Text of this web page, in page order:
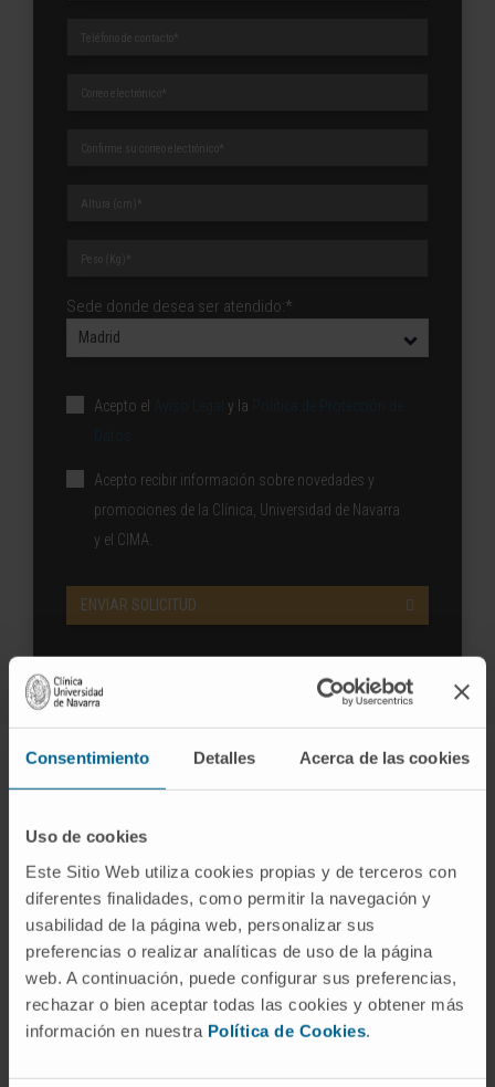
Consentimiento Detalles Acerca de las cookies
Uso de cookies
Este Sitio Web utiliza cookies propias y de terceros con
diferentes finalidades, como permitir la navegación y
usabilidad de la página web, personalizar sus
preferencias o realizar analíticas de uso de la página
web. A continuación, puede configurar sus preferencias,
rechazar o bien aceptar todas las cookies y obtener más
información en nuestra Política de Cookies.
Sede donde desea ser atendido:*
Acepto el y la
Acepto recibir información sobre novedades y
promociones de la Clínica, Universidad de Navarra
y el CIMA.
ENVIAR SOLICITUD
Un descenso del 5% del peso corporal ya se asocia
con beneficios clínicos significativos.